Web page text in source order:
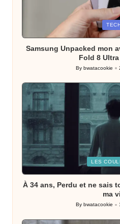
Samsung Unpacked mon
Fold 8
Posted
By bwatacookie
LES
À 34 ans, Perdu et ne sais
ma
Posted
By bwatacookie